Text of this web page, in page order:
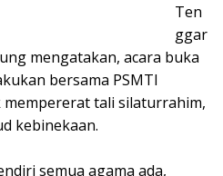
Ten
ggar
mengatakan, acara buka
bersama PSMTI
tali silaturrahim,
kebinekaan.
semua agama ada,